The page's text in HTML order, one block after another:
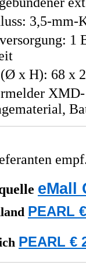
3,5-mm-
1
x H): 68 x
eMall
PEARL
PEARL €